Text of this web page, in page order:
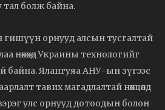
тал болж байна.
орнууд алсын тусгалтай
нөхөхөд Украины технологийг
байна. Ялангуяа АНУ-ын зүгээс
тавих магадлалтай нөхцөлд
улс орнууд дотоодын болон